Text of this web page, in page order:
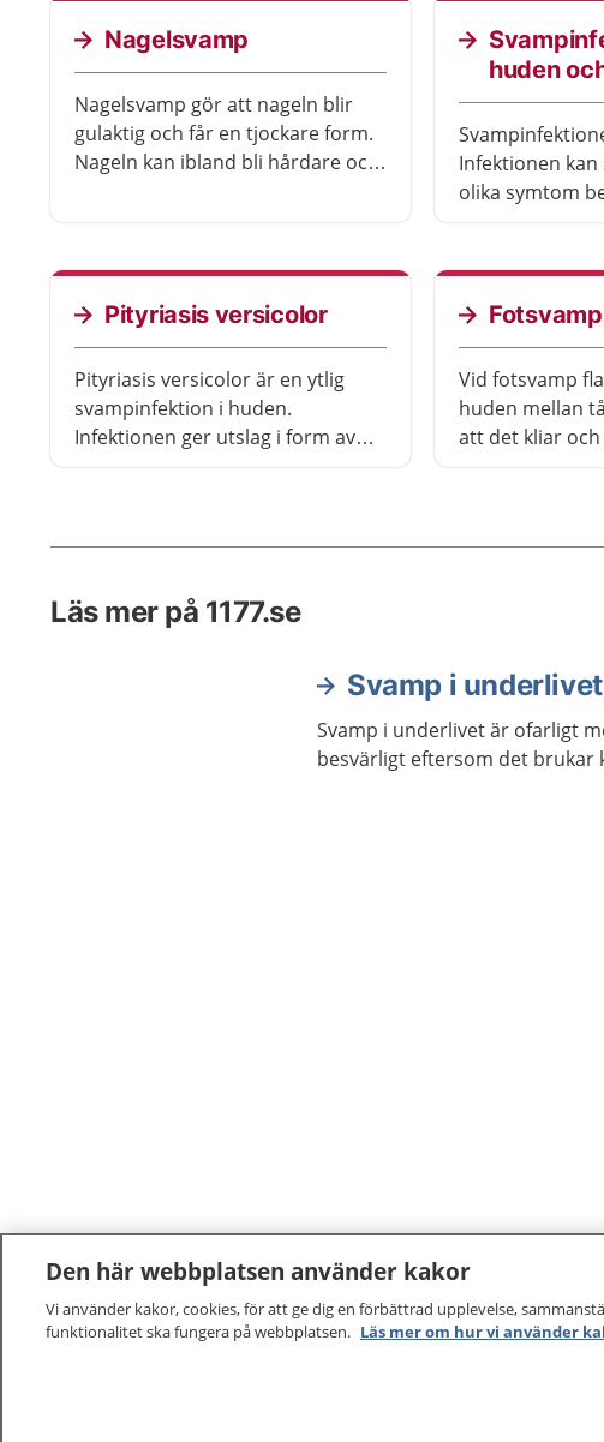
Nagelsvamp
Nagelsvamp gör att nageln blir
gulaktig och får en tjockare form.
Nageln kan ibland bli hårdare och
behöver inte behandla
nagelsvamp om du inte har
besvär.
huden
Infektionen
olika symtom
I munnen kan
svida.
och i munnen
behandling av
läkemedel.
Pityriasis versicolor
Pityriasis versicolor är en ytlig
svampinfektion i huden.
Infektionen ger utslag i form av
och kan behandlas med ett
Fotsvamp
Vid fotsvamp
huden mellan
att det kliar
Läs mer på 1177.se
Svamp i underlivet
Svamp i underlivet är ofarligt
besvärligt eftersom det brukar
Den här webbplatsen använder kakor
Vi använder kakor, cookies, för att ge dig en förbättrad upplevelse,
funktionalitet ska fungera på webbplatsen. Läs mer om hur vi använder